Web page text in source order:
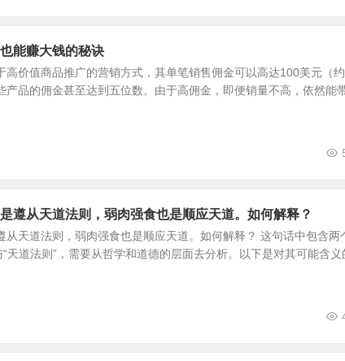
能赚大钱的秘诀
高价值商品推广的营销方式，其单笔销售佣金可以高达100美元（
产品的佣金甚至达到五位数。由于高佣金，即便销量不高，依然能
遵从天道法则，弱肉强食也是顺应天道。如何解释？
从天道法则，弱肉强食也是顺应天道。如何解释？ 这句话中包含两
“天道法则”，需要从哲学和道德的层面去分析。以下是对其可能含义